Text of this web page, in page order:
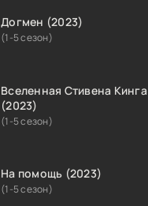
Догмен (2023)
(1-5 сезон)
Вселенная Стивена Кинга
(2023)
(1-5 сезон)
На помощь (2023)
(1-5 сезон)